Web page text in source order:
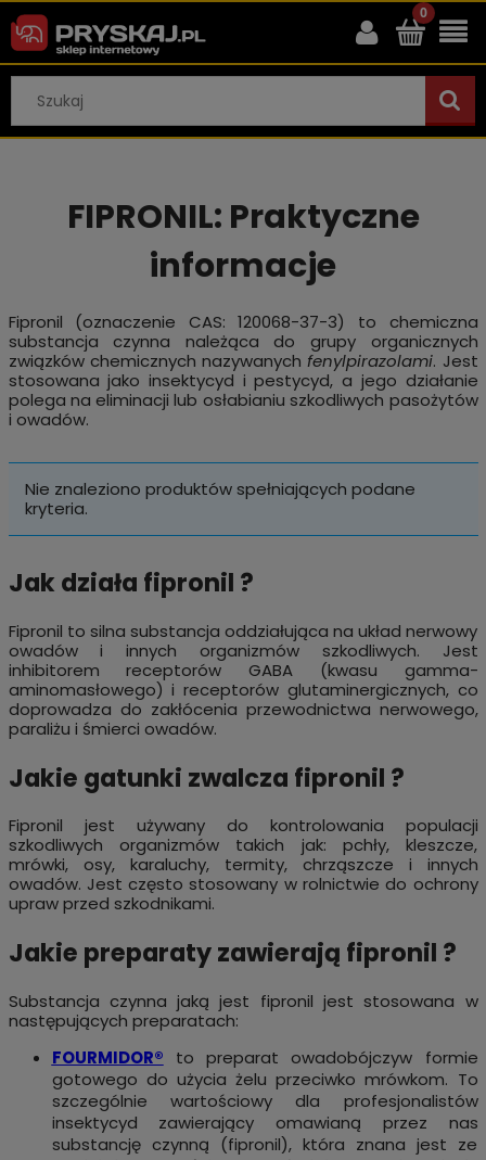
FIPRONIL: Praktyczne
informacje
Fipronil (oznaczenie CAS: 120068-37-3) to chemiczna
substancja czynna należąca do grupy organicznych
związków chemicznych nazywanychfenylpirazolami. Jest
stosowana jako insektycyd i pestycyd, a jego działanie
polega na eliminacji lub osłabianiu szkodliwych pasożytów
i owadów.
Nie znaleziono produktów spełniających podane
kryteria.
Jak działa fipronil ?
Fipronil to silna substancja oddziałująca na układ nerwowy
owadów i innych organizmów szkodliwych. Jest
inhibitorem receptorów GABA (kwasu gamma-
aminomasłowego) i receptorów glutaminergicznych, co
doprowadza do zakłócenia przewodnictwa nerwowego,
paraliżu i śmierci owadów.
Jakie gatunki zwalcza fipronil ?
Fipronil jest używany do kontrolowania populacji
szkodliwych organizmów takich jak: pchły, kleszcze,
mrówki, osy, karaluchy, termity, chrząszcze i innych
owadów. Jest często stosowany w rolnictwie do ochrony
upraw przed szkodnikami.
Jakie preparaty zawierają fipronil ?
Substancja czynna jaką jest fipronil jest stosowana w
następujących preparatach:
FOURMIDOR® to preparat owadobójczyw formie
gotowego do użycia żelu przeciwko mrówkom. To
szczególnie wartościowy dla profesjonalistów
insektycyd zawierający omawianą przez nas
substancję czynną (fipronil), która znana jest ze